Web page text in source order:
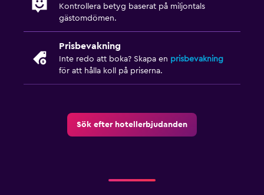
Kontrollera betyg baserat på miljontals
gästomdömen.
Prisbevakning
Inte redo att boka? Skapa en prisbevakning
för att hålla koll på priserna.
Sök efter hotellerbjudanden